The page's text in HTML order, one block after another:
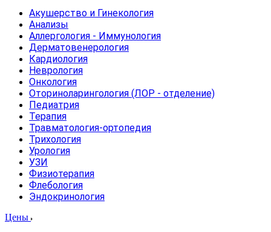
Акушерство и Гинекология
Анализы
Аллергология - Иммунология
Дерматовенерология
Кардиология
Неврология
Онкология
Оториноларингология (ЛОР - отделение)
Педиатрия
Терапия
Травматология-ортопедия
Трихология
Урология
УЗИ
Физиотерапия
Флебология
Эндокринология
Цены